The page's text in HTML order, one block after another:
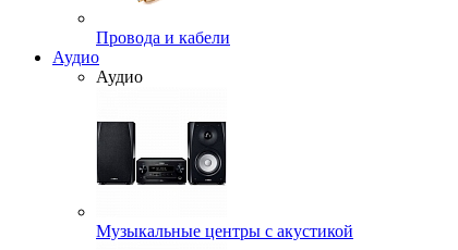
Провода и кабели
Аудио
Аудио
Музыкальные центры с акустикой